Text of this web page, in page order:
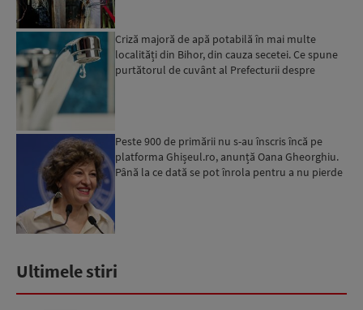
Criză majoră de apă potabilă în mai multe
localități din Bihor, din cauza secetei. Ce spune
purtătorul de cuvânt al Prefecturii despre
Peste 900 de primării nu s-au înscris încă pe
platforma Ghișeul.ro, anunță Oana Gheorghiu.
Până la ce dată se pot înrola pentru a nu pierde
Ultimele stiri